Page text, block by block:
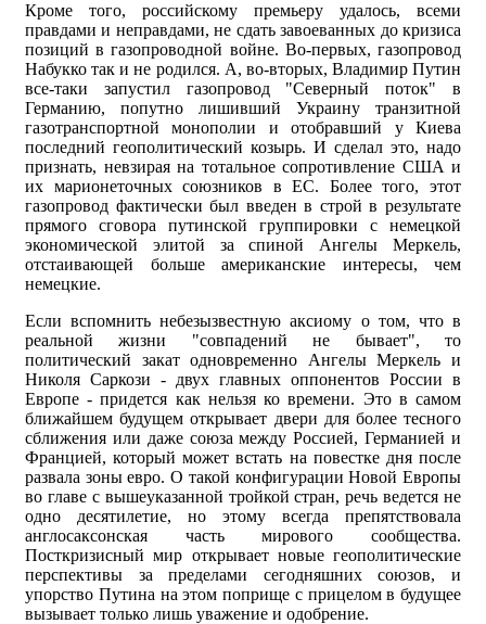
Кроме того, российскому премьеру удалось, всеми
правдами и неправдами, не сдать завоеванных до кризиса
позиций в газопроводной войне. Во-первых, газопровод
Набукко так и не родился. А, во-вторых, Владимир Путин
все-таки запустил газопровод "Северный поток" в
Германию, попутно лишивший Украину транзитной
газотранспортной монополии и отобравший у Киева
последний геополитический козырь. И сделал это, надо
признать, невзирая на тотальное сопротивление США и
их марионеточных союзников в ЕС. Более того, этот
газопровод фактически был введен в строй в результате
прямого сговора путинской группировки с немецкой
экономической элитой за спиной Ангелы Меркель,
отстаивающей больше американские интересы, чем
немецкие.
Если вспомнить небезызвестную аксиому о том, что в
реальной жизни "совпадений не бывает", то
политический закат одновременно Ангелы Меркель и
Николя Саркози - двух главных оппонентов России в
Европе - придется как нельзя ко времени. Это в самом
ближайшем будущем открывает двери для более тесного
сближения или даже союза между Россией, Германией и
Францией, который может встать на повестке дня после
развала зоны евро. О такой конфигурации Новой Европы
во главе с вышеуказанной тройкой стран, речь ведется не
одно десятилетие, но этому всегда препятствовала
англосаксонская часть мирового сообщества.
Посткризисный мир открывает новые геополитические
перспективы за пределами сегодняшних союзов, и
упорство Путина на этом поприще с прицелом в будущее
вызывает только лишь уважение и одобрение.